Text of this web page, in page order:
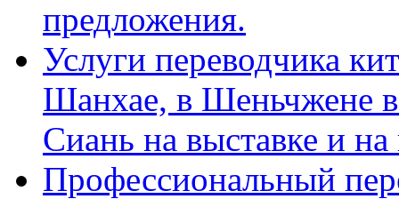
предложения.
Услуги переводчика
Шанхае, в Шеньчжене
Сиань на выставке и
Профессиональный